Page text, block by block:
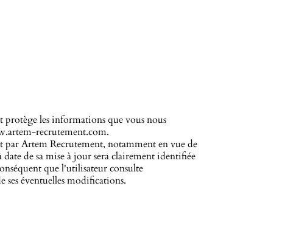
les informations que vous nous
recrutement.com.
Artem Recrutement, notamment en vue de
de sa mise à jour sera clairement identifiée
que l'utilisateur consulte
éventuelles modifications.